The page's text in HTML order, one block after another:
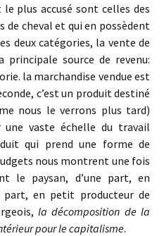
plus accusé sont celles des
de cheval et qui en possèdent
deux catégories, la vente de
source de revenu:
la marchandise vendue est
c’est un produit destiné
nous le verrons plus tard)
vaste échelle du travail
qui prend une forme de
nous montrent une fois
le paysan, d’une part, en
part, en petit producteur de
la décomposition de la
pour le capitalisme.